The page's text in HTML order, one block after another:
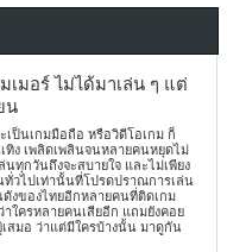
เมอร์ ไม่ได้มาเล่น ๆ แต่
น
เป็นเกมมือถือ หรือวิดีโอเกม ก็
ทิง เพลิดเพลินจนหลายคนหยุดไม่
นทุกวันถึงจะสบายใจ และไม่เพียง
ทั่วไปเท่านั้นที่โปรดปราณการเล่น
ดังของไทยอีกหลายคนที่ติดเกม
าใครหลายคนเสียอีก แถมยังคอย
สมอ ว่าแต่มีใครบ้างนั้น มาดูกัน